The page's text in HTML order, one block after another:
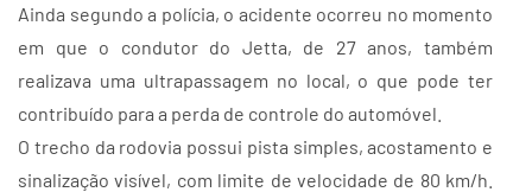
Ainda segundo a polícia, o acidente ocorreu no momento
em que o condutor do Jetta, de 27 anos, também
realizava uma ultrapassagem no local, o que pode ter
contribuído para a perda de controle do automóvel.
O trecho da rodovia possui pista simples, acostamento e
sinalização visível, com limite de velocidade de 80 km/h.